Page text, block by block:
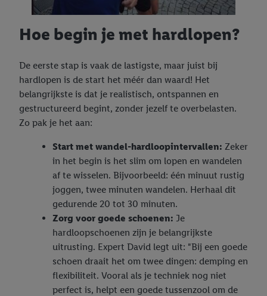
Hoe begin je met hardlopen?
De eerste stap is vaak de lastigste, maar juist bij
hardlopen is de start het méér dan waard! Het
belangrijkste is dat je realistisch, ontspannen en
gestructureerd begint, zonder jezelf te overbelasten.
Zo pak je het aan:
Start met wandel-hardloopintervallen: Zeker
in het begin is het slim om lopen en wandelen
af te wisselen. Bijvoorbeeld: één minuut rustig
joggen, twee minuten wandelen. Herhaal dit
gedurende 20 tot 30 minuten.
Zorg voor goede schoenen: Je
hardloopschoenen zijn je belangrijkste
uitrusting. Expert David legt uit: "Bij een goede
schoen draait het om twee dingen: demping en
flexibiliteit. Vooral als je techniek nog niet
perfect is, helpt een goede tussenzool om de